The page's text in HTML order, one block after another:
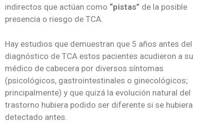
indirectos que actúan como “pistas” de la posible
presencia o riesgo de TCA.
Hay estudios que demuestran que 5 años antes del
diagnóstico de TCA estos pacientes acudieron a su
médico de cabecera por diversos síntomas
(psicológicos, gastrointestinales o ginecológicos;
principalmente) y que quizá la evolución natural del
trastorno hubiera podido ser diferente si se hubiera
detectado antes.